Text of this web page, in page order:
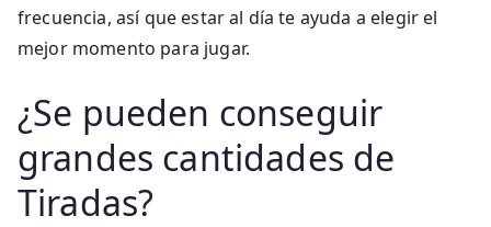
frecuencia, así que estar al día te ayuda a elegir el
mejor momento para jugar.
¿Se pueden conseguir
grandes cantidades de
Tiradas?